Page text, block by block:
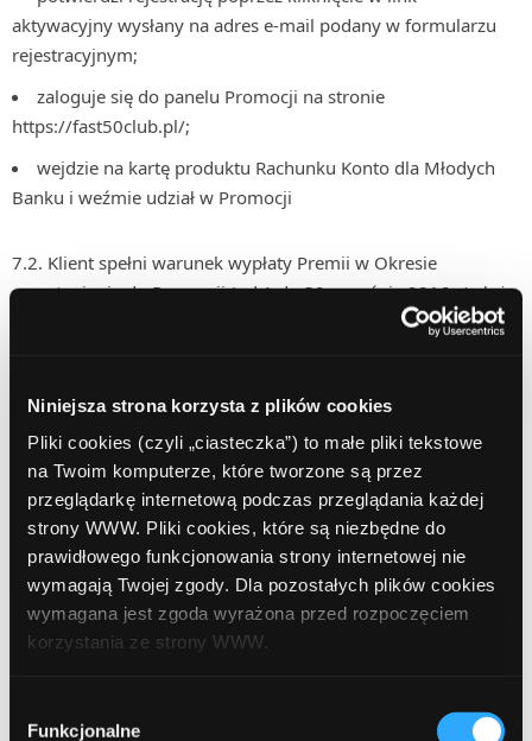
Niniejsza strona korzysta z plików cookies
Pliki cookies (czyli „ciasteczka”) to małe pliki tekstowe
na Twoim komputerze, które tworzone są przez
przeglądarkę internetową podczas przeglądania każdej
strony WWW. Pliki cookies, które są niezbędne do
prawidłowego funkcjonowania strony internetowej nie
wymagają Twojej zgody. Dla pozostałych plików cookies
wymagana jest zgoda wyrażona przed rozpoczęciem
korzystania ze strony WWW.
formy korzystania z plików cookies. Więcej:
Polityka
zgody
Funkcjonalne
aktywacyjny wysłany na adres e-mail podany w formularzu
rejestracyjnym;
zaloguje się do panelu Promocji na stronie
https://fast50club.pl/;
wejdzie na kartę produktu Rachunku Konto dla Młodych
Banku i weźmie udział w Promocji
7.2. Klient spełni warunek wypłaty Premii w Okresie
przystąpienia do Promocji (od 1 do 30 września 2016 r.) złoży
Wniosek internetowy o Rachunek i podpisze umowę z
Fast50Club
§3Postanowienia końcowe
Kwoty, jakie uzyskał Uczestnik w ramach udziału w
Konkursie zostaną przekazane na numer rachunku
bankowego, wskazany przez Uczestników w Panelu
Administracyjnym w ciągu 14 dni od dnia zakończenia